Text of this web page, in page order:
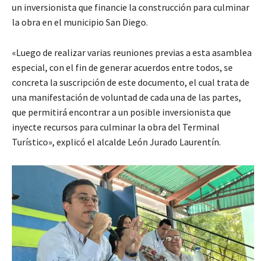
un inversionista que financie la construcción para culminar
la obra en el municipio San Diego.
«Luego de realizar varias reuniones previas a esta asamblea
especial, con el fin de generar acuerdos entre todos, se
concreta la suscripción de este documento, el cual trata de
una manifestación de voluntad de cada una de las partes,
que permitirá encontrar a un posible inversionista que
inyecte recursos para culminar la obra del Terminal
Turístico», explicó el alcalde León Jurado Laurentín.